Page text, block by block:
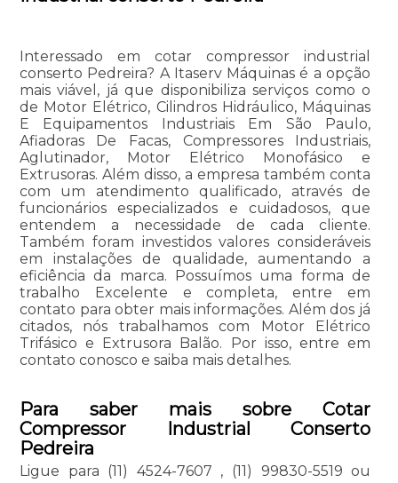
Interessado em cotar compressor industrial
conserto Pedreira? A Itaserv Máquinas é a opção
mais viável, já que disponibiliza serviços como o
de Motor Elétrico, Cilindros Hidráulico, Máquinas
E Equipamentos Industriais Em São Paulo,
Afiadoras De Facas, Compressores Industriais,
Aglutinador, Motor Elétrico Monofásico e
Extrusoras. Além disso, a empresa também conta
com um atendimento qualificado, através de
funcionários especializados e cuidadosos, que
entendem a necessidade de cada cliente.
Também foram investidos valores consideráveis
em instalações de qualidade, aumentando a
eficiência da marca. Possuímos uma forma de
trabalho Excelente e completa, entre em
contato para obter mais informações. Além dos já
citados, nós trabalhamos com Motor Elétrico
Trifásico e Extrusora Balão. Por isso, entre em
contato conosco e saiba mais detalhes.
Para saber mais sobre Cotar
Compressor Industrial Conserto
Pedreira
Ligue para (11) 4524-7607 , (11) 99830-5519 ou